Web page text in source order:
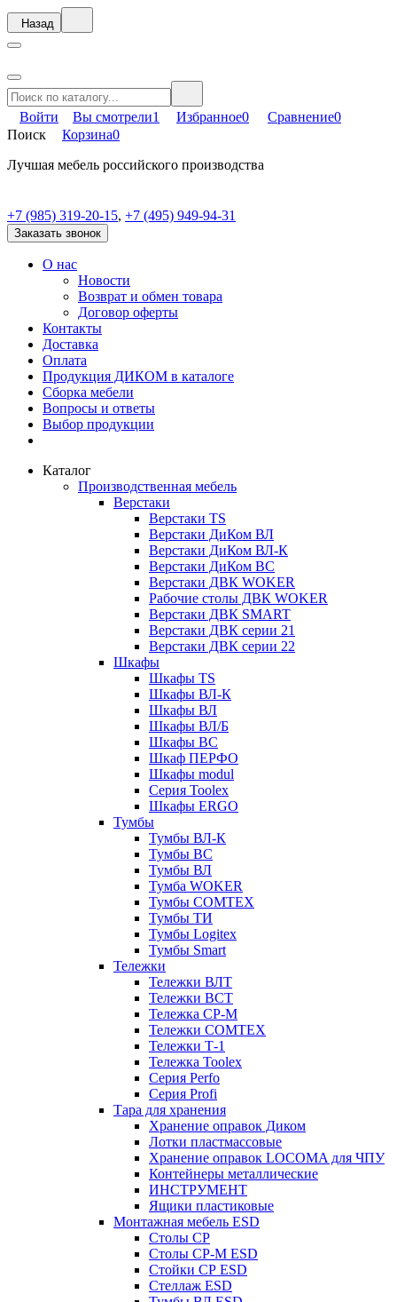
Назад
Войти Вы смотрели1 Избранное0 Сравнение0
Поиск
Корзина0
Лучшая мебель российского производства
+7 (985) 319-20-15, +7 (495) 949-94-31
Заказать звонок
О нас
Новости
Возврат и обмен товара
Договор оферты
Контакты
Доставка
Оплата
Продукция ДИКОМ в каталоге
Сборка мебели
Вопросы и ответы
Выбор продукции
Каталог
Производственная мебель
Верстаки
Верстаки TS
Верстаки ДиКом ВЛ
Верстаки ДиКом ВЛ-К
Верстаки ДиКом ВС
Верстаки ДВК WOKER
Рабочие столы ДВК WOKER
Верстаки ДВК SMART
Верстаки ДВК серии 21
Верстаки ДВК серии 22
Шкафы
Шкафы TS
Шкафы ВЛ-К
Шкафы ВЛ
Шкафы ВЛ/Б
Шкафы ВС
Шкаф ПЕРФО
Шкафы modul
Серия Toolex
Шкафы ERGO
Тумбы
Тумбы ВЛ-К
Тумбы ВС
Тумбы ВЛ
Тумба WOKER
Тумбы COMTEX
Тумбы ТИ
Тумбы Logitex
Тумбы Smart
Тележки
Тележки ВЛТ
Тележки ВСТ
Тележка СР-М
Тележки COMTEX
Тележки Т-1
Тележка Toolex
Серия Perfo
Серия Profi
Тара для хранения
Хранение оправок Диком
Лотки пластмассовые
Хранение оправок LOCOMA для ЧПУ
Контейнеры металлические
ИНСТРУМЕНТ
Ящики пластиковые
Монтажная мебель ESD
Столы СР
Столы СР-М ESD
Стойки СР ESD
Стеллаж ESD